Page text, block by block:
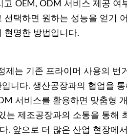
고 OEM, ODM 서비스 제공 여
선택하면 원하는 성능을 얻기
현명한 방법입니다.
제는 기존 프라이머 사용의 번
니다. 생산공장과의 협업을
서비스를 활용하면 맞춤형
는 제조공장과의 소통을 통해
. 앞으로 더 많은 산업 현장에